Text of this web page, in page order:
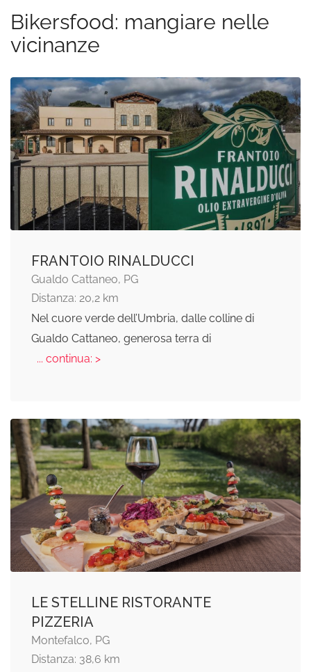
Bikersfood: mangiare nelle
vicinanze
FRANTOIO RINALDUCCI
Gualdo Cattaneo, PG
Distanza: 20,2 km
Nel cuore verde dell’Umbria, dalle colline di
Gualdo Cattaneo, generosa terra di
... continua: >
LE STELLINE RISTORANTE
PIZZERIA
Montefalco, PG
Distanza: 38,6 km